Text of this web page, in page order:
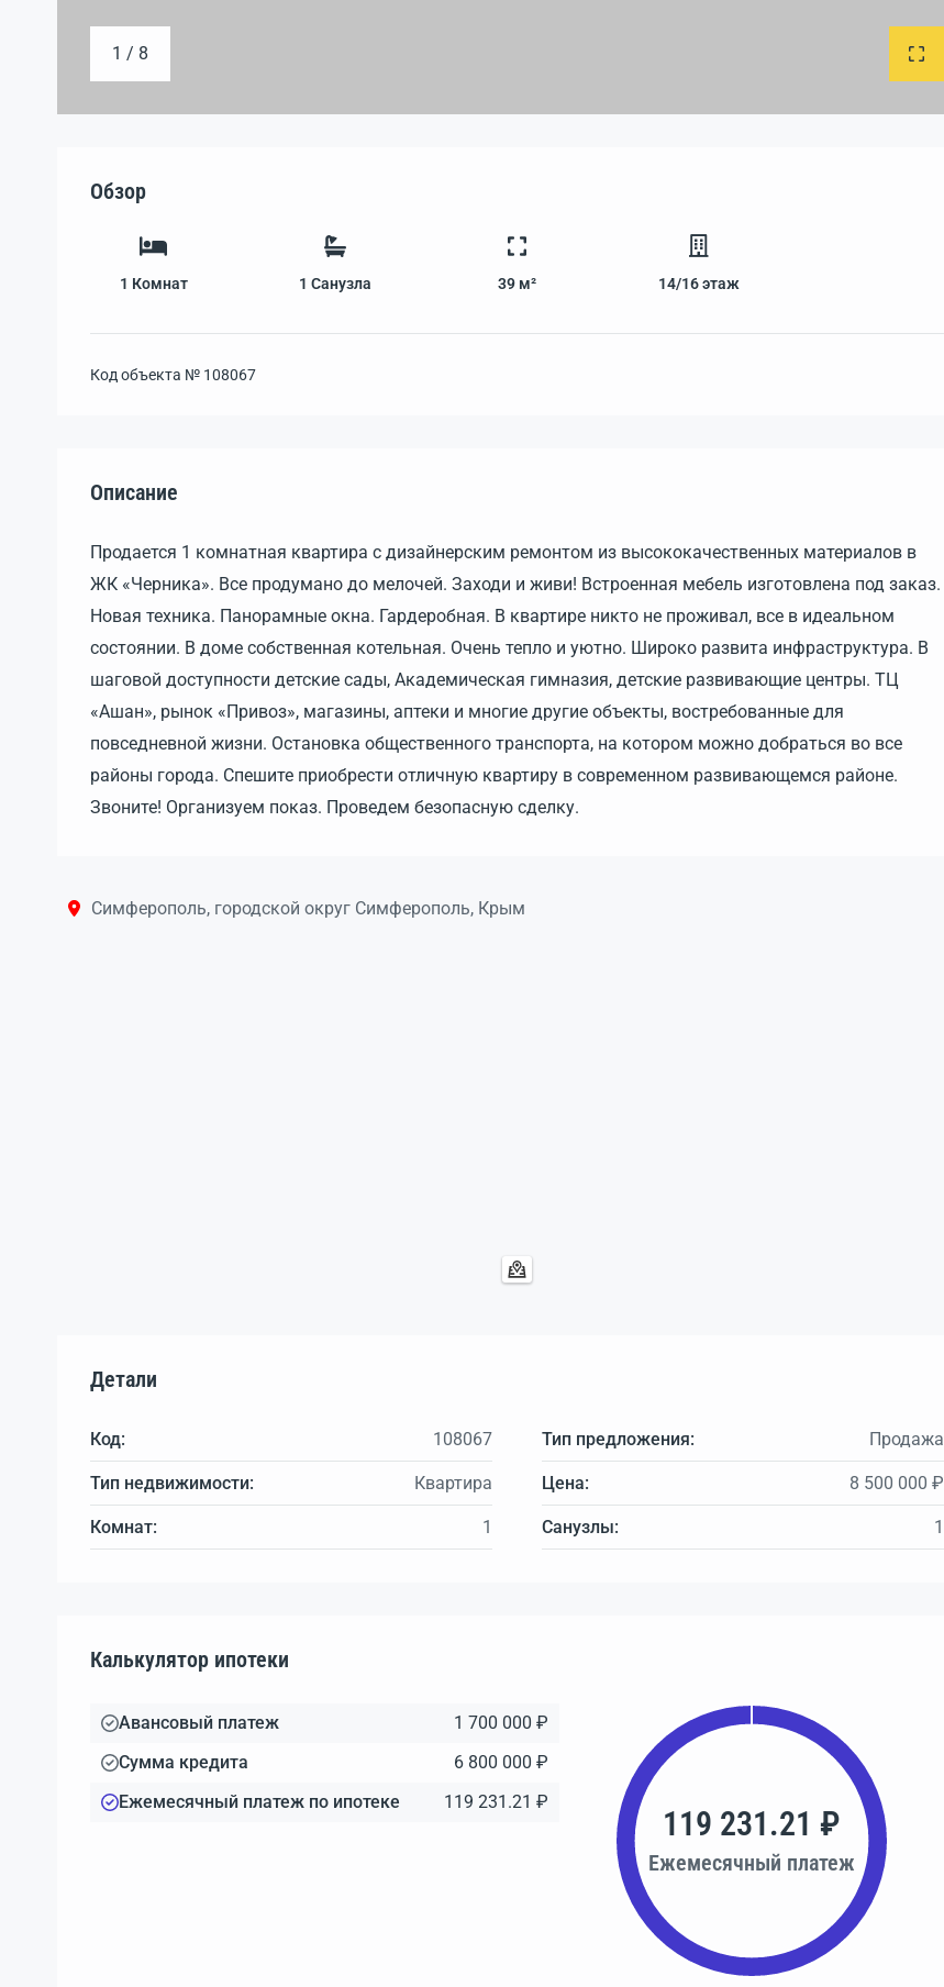
1 / 8
Обзор
1 Комнат 1 Санузла 39 м² 14/16 этаж
Код объекта № 108067
Описание
Продается 1 комнатная квартира с дизайнерским ремонтом из высококачественных материалов в
ЖК «Черника». Все продумано до мелочей. Заходи и живи! Встроенная мебель изготовлена под заказ.
Новая техника. Панорамные окна. Гардеробная. В квартире никто не проживал, все в идеальном
состоянии. В доме собственная котельная. Очень тепло и уютно. Широко развита инфраструктура. В
шаговой доступности детские сады, Академическая гимназия, детские развивающие центры. ТЦ
«Ашан», рынок «Привоз», магазины, аптеки и многие другие объекты, востребованные для
повседневной жизни. Остановка общественного транспорта, на котором можно добраться во все
районы города. Спешите приобрести отличную квартиру в современном развивающемся районе.
Звоните! Организуем показ. Проведем безопасную сделку.
Симферополь, городской округ Симферополь, Крым
Детали
Код: 108067 Тип предложения: Продажа
Тип недвижимости: Квартира Цена: 8 500 000 ₽
Комнат: 1 Санузлы: 1
Калькулятор ипотеки
Авансовый платеж
1 700 000 ₽
Сумма кредита
6 800 000 ₽
Ежемесячный платеж по ипотеке
119 231.21 ₽
119 231.21 ₽
Ежемесячный платеж